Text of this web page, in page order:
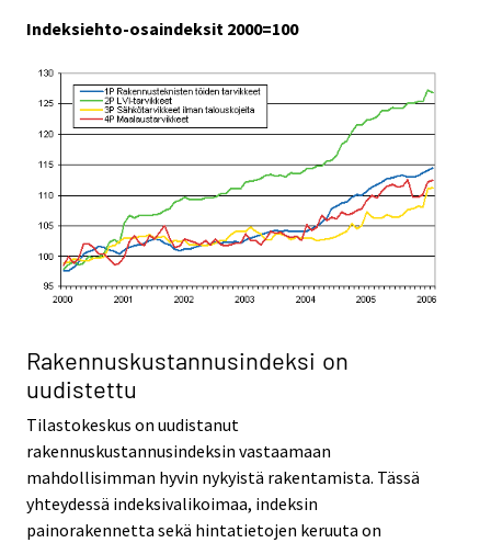
Indeksiehto-osaindeksit 2000=100
Rakennuskustannusindeksi on
uudistettu
Tilastokeskus on uudistanut
rakennuskustannusindeksin vastaamaan
mahdollisimman hyvin nykyistä rakentamista. Tässä
yhteydessä indeksivalikoimaa, indeksin
painorakennetta sekä hintatietojen keruuta on